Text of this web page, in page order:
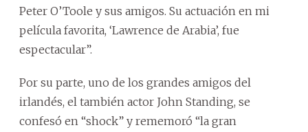
Peter O’Toole y sus amigos. Su actuación en mi
película favorita, ‘Lawrence de Arabia’, fue
espectacular”.
Por su parte, uno de los grandes amigos del
irlandés, el también actor John Standing, se
confesó en “shock” y rememoró “la gran